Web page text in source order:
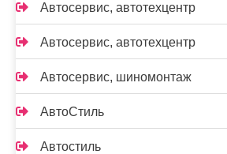
Автосервис, автотехцентр
Автосервис, автотехцентр
Автосервис, шиномонтаж
АвтоСтиль
Автостиль